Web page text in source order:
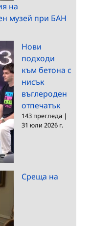
на
музей при БАН
Нови
подходи
към бетона с
нисък
въглероден
отпечатък
143 прегледа |
31 юли 2026 г.
Среща на